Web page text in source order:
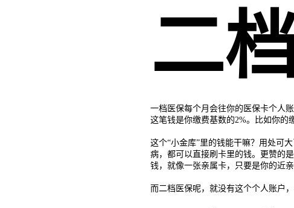
二
一档医保每个月会往你的医保卡个人
这笔钱是你缴费基数的2%。比如你的
这个“小金库”里的钱能干嘛？用处可
病，都可以直接刷卡里的钱。更赞的
钱，就像一张亲属卡，只要是你的近亲
而二档医保呢，就没有这个个人账户